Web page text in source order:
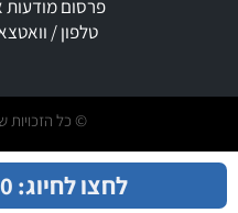
פרסום מודעות
טלפון / וואטצאפ: 050-
© כל הזכויות
לחצו לחיוג: 077-9967000